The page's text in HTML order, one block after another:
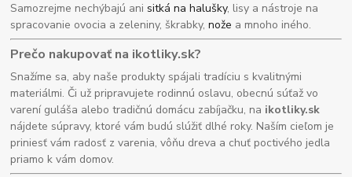
Samozrejme nechýbajú anisitká na halušky, lisy a nástroje na
spracovanie ovocia a zeleniny, škrabky,nože a mnoho iného.
Prečo nakupovať na ikotliky.sk?
Snažíme sa, aby naše produkty spájali tradíciu s kvalitnými
materiálmi. Či už pripravujete rodinnú oslavu, obecnú súťaž vo
varení guláša alebo tradičnú domácu zabíjačku, na ikotliky.sk
nájdete súpravy, ktoré vám budú slúžiť dlhé roky. Naším cieľom je
priniesť vám radosť z varenia, vôňu dreva a chuť poctivého jedla
priamo k vám domov.